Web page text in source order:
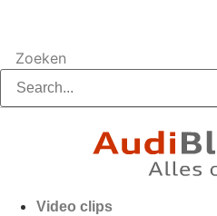
Zoeken
Video clips